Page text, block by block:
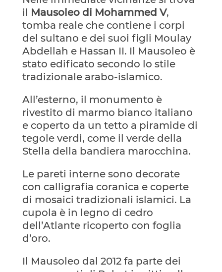
il Mausoleo di Mohammed V,
tomba reale che contiene i corpi
del sultano e dei suoi figli Moulay
Abdellah e Hassan II. Il Mausoleo è
stato edificato secondo lo stile
tradizionale arabo-islamico.
All’esterno, il monumento è
rivestito di marmo bianco italiano
e coperto da un tetto a piramide di
tegole verdi, come il verde della
Stella della bandiera marocchina.
Le pareti interne sono decorate
con calligrafia coranica e coperte
di mosaici tradizionali islamici. La
cupola è in legno di cedro
dell’Atlante ricoperto con foglia
d’oro.
Il Mausoleo dal 2012 fa parte dei